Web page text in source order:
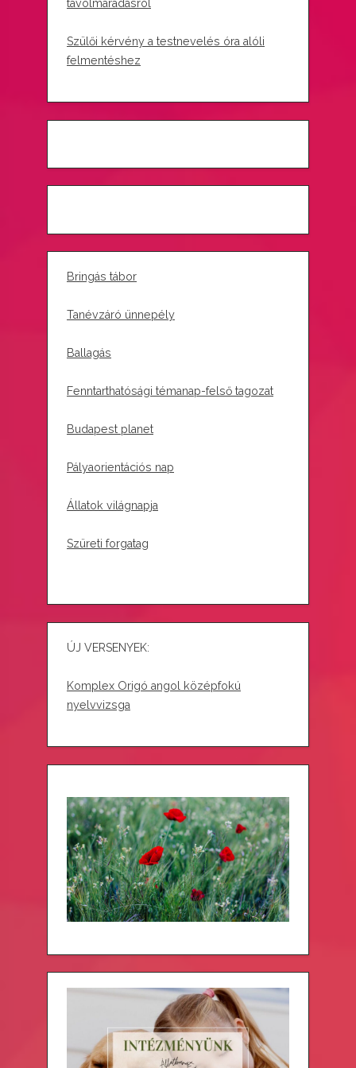
távolmaradásról
Szülői kérvény a testnevelés óra alóli
felmentéshez
Bringás tábor
Tanévzáró ünnepély
Ballagás
Fenntarthatósági témanap-felső tagozat
Budapest planet
Pályaorientációs nap
Állatok világnapja
Szüreti forgatag
ÚJ VERSENYEK:
Komplex Origó angol középfokú
nyelvvizsga